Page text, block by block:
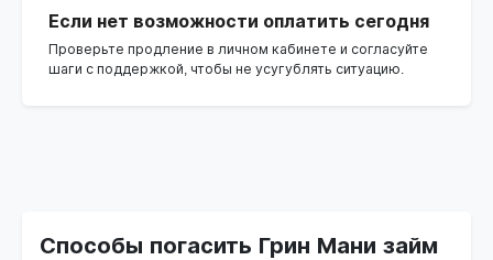
Если нет возможности оплатить сегодня
Проверьте продление в личном кабинете и согласуйте
шаги с поддержкой, чтобы не усугублять ситуацию.
Способы погасить Грин Мани займ